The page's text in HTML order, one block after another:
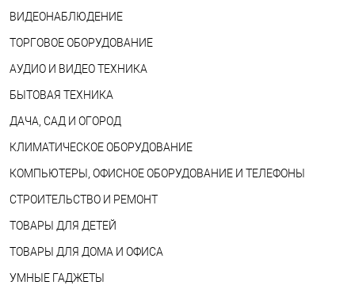
ВИДЕОНАБЛЮДЕНИЕ
ТОРГОВОЕ ОБОРУДОВАНИЕ
АУДИО И ВИДЕО ТЕХНИКА
БЫТОВАЯ ТЕХНИКА
ДАЧА, САД И ОГОРОД
КЛИМАТИЧЕСКОЕ ОБОРУДОВАНИЕ
КОМПЬЮТЕРЫ, ОФИСНОЕ ОБОРУДОВАНИЕ И ТЕЛЕФОНЫ
СТРОИТЕЛЬСТВО И РЕМОНТ
ТОВАРЫ ДЛЯ ДЕТЕЙ
ТОВАРЫ ДЛЯ ДОМА И ОФИСА
УМНЫЕ ГАДЖЕТЫ